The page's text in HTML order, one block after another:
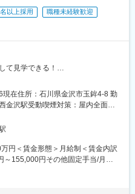
個人資産税等の幅広い税務アドバ
良き相談相手になることを目指し
業務提供する機会も多くありま
サポートすることで、クライアン
から頼られるパートナーとなるこ
の広く深い専門知見・多様な経験
ご自身のスキルや知見を磨ける環
トの中心であり、地域経済への貢
以上採用
職種未経験歓迎
て見学できる！
顧客先に訪問
もちろん当社持ちです！
／営業同士でスキルを高める時間で
現在住所：石川県金沢市玉鉾4-8 勤
金沢駅受動喫煙対策：屋内全面禁
業所
円＜賃金形態＞月給制＜賃金内訳
～155,000円その他固定手当/月：